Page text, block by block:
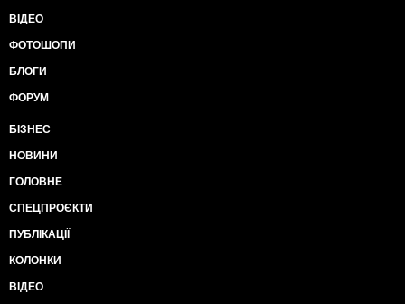
ВІДЕО
ФОТОШОПИ
БЛОГИ
ФОРУМ
БІЗНЕС
НОВИНИ
ГОЛОВНЕ
СПЕЦПРОЄКТИ
ПУБЛІКАЦІЇ
КОЛОНКИ
ВІДЕО